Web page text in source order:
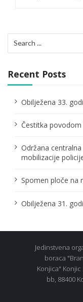
v
i
a
t
i
n
for:
Recent Posts
Obilježena 33.
Čestitka
Održana
mobilizacije
Spomen ploče na
Obilježena 31.
Jedinstvena
boraca
Konjica" Konjic
bb, 88400